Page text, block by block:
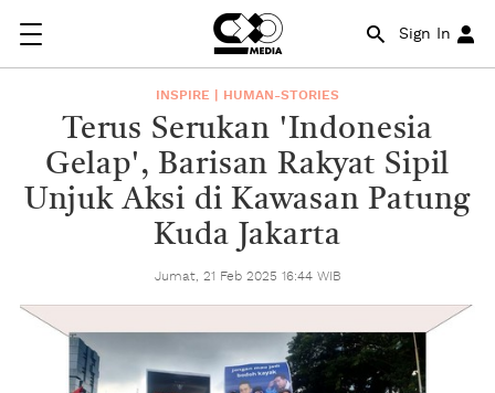
Sign In
INSPIRE | HUMAN-STORIES
Terus Serukan 'Indonesia
Gelap', Barisan Rakyat Sipil
Unjuk Aksi di Kawasan Patung
Kuda Jakarta
Jumat, 21 Feb 2025 16:44 WIB